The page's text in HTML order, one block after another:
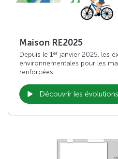
Maison RE2025
Depuis le 1er janvier 2025, les
environnementales pour les
renforcées.
Découvrir les évolutions